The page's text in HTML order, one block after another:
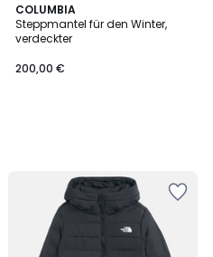
COLUMBIA
Steppmantel für den Winter,
verdeckter
200,00 €